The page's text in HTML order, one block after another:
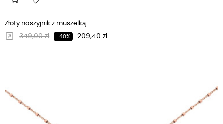
Złoty naszyjnik z muszelką
Regularna cena
349,00 zł -40% Cena
209,40 zł